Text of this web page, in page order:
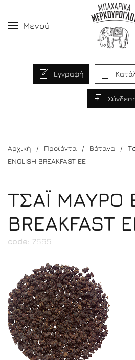
Μενού
Εγγραφή
Αρχική Προϊόντα Βότανα
ENGLISH BREAKFAST EE
ΤΣΑΪ ΜΑΥΡΟ
BREAKFAST
code: 7565